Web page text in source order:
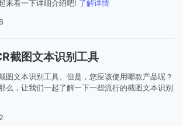
来看一下详细介绍吧! 了解详情
截图文本识别工具
图文本识别工具。但是，您应该使用哪款产品呢？
么，让我们一起了解一下一些流行的截图文本识别